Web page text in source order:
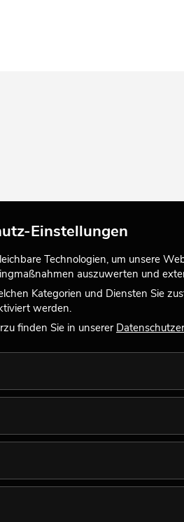
Einstellungen
Technologien, um unsere
auszuwerten und
Kategorien und Diensten Sie
werden.
finden Sie in unserer